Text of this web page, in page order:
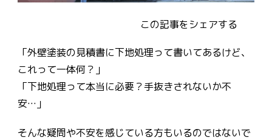
この記事をシェアする
「外壁塗装の見積書に下地処理って書いてあるけど、
これって一体何？」
「下地処理って本当に必要？手抜きされないか不
安…」
そんな疑問や不安を感じている方もいるのではないで